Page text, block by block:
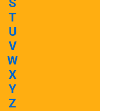
S
T
U
V
W
X
Y
Z